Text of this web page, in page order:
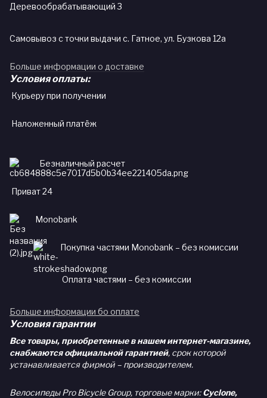
Деревообрабатывающий 3
Самовывоз с точки выдачи с. Гатное, ул. Бузкова 12а
Больше информации о доставке
Условия оплаты:
Курьеру при получении
Наложенный платёж
Безналичный расчет
Приват 24
Monobank
Покупка частями Monobank – без комиссии
Оплата частями – без комиссии
Больше информации бо оплате
Условия гарантии
Все товары, приобретенные в нашем интернет-магазине,
снабжаются официальной гарантией, срок которой
устанавливается фирмой – производителем.
Велосипеды Pro Bicycle Group, торговые марки:Cyclone,